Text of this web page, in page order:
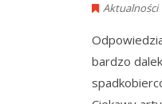
Aktualności
bardzo